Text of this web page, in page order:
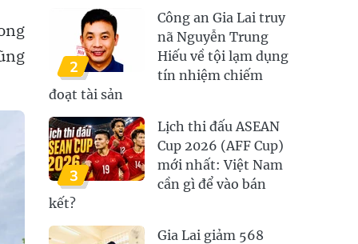
2
Công an Gia Lai truy
nã Nguyễn Trung
Hiếu về tội lạm dụng
tín nhiệm chiếm
đoạt tài sản
3
Lịch thi đấu ASEAN
Cup 2026 (AFF Cup)
mới nhất: Việt Nam
cần gì để vào bán
kết?
Gia Lai giảm 568